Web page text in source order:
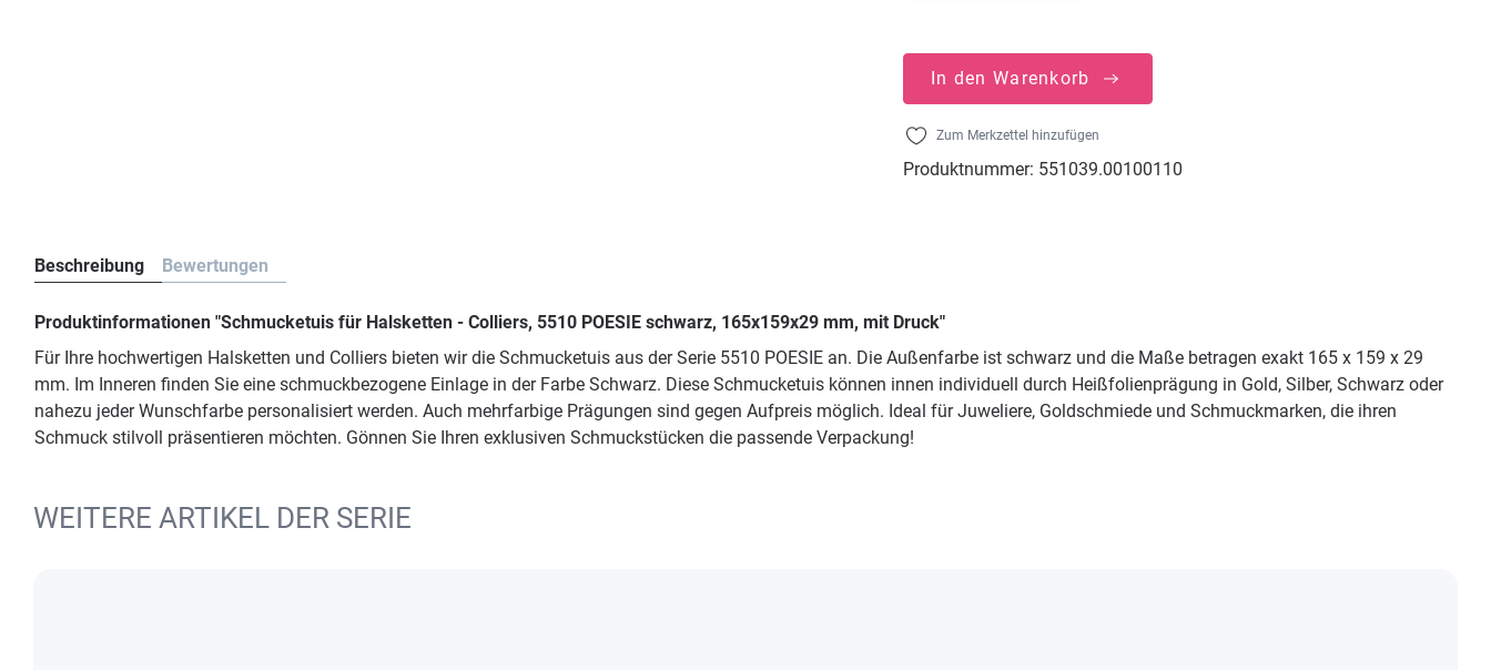
In den Warenkorb
Zum Merkzettel hinzufügen
Produktnummer: 551039.00100110
Beschreibung Bewertungen
Produktinformationen "Schmucketuis für Halsketten - Colliers, 5510 POESIE schwarz, 165x159x29 mm, mit Druck"
Für Ihre hochwertigen Halsketten und Colliers bieten wir die Schmucketuis aus der Serie 5510 POESIE an. Die Außenfarbe ist schwarz und die Maße betragen exakt 165 x 159 x 29
mm. Im Inneren finden Sie eine schmuckbezogene Einlage in der Farbe Schwarz. Diese Schmucketuis können innen individuell durch Heißfolienprägung in Gold, Silber, Schwarz oder
nahezu jeder Wunschfarbe personalisiert werden. Auch mehrfarbige Prägungen sind gegen Aufpreis möglich. Ideal für Juweliere, Goldschmiede und Schmuckmarken, die ihren
Schmuck stilvoll präsentieren möchten. Gönnen Sie Ihren exklusiven Schmuckstücken die passende Verpackung!
WEITERE ARTIKEL DER SERIE